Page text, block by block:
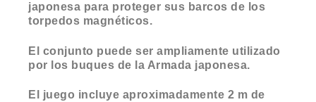
japonesa para proteger sus barcos de los
torpedos magnéticos.
El conjunto puede ser ampliamente utilizado
por los buques de la Armada japonesa.
El juego incluye aproximadamente 2 m de